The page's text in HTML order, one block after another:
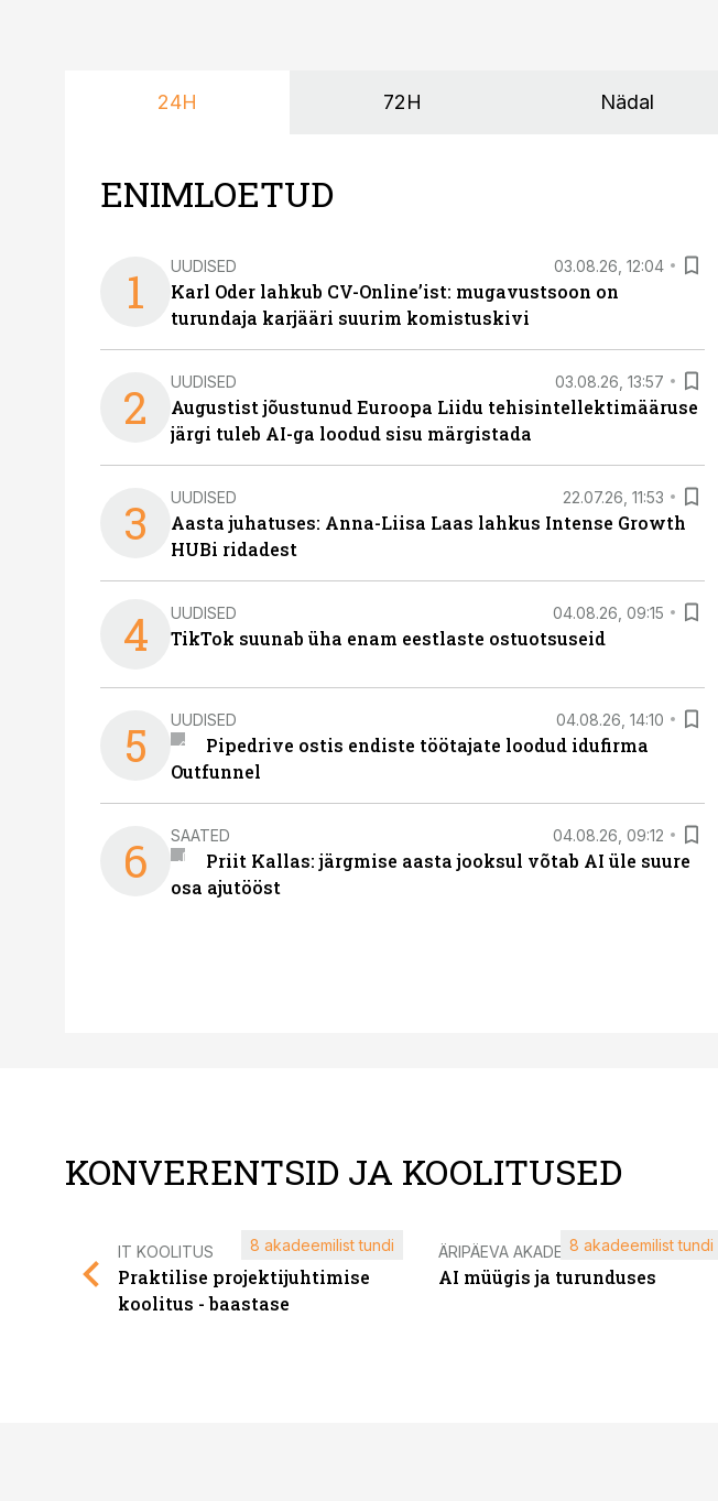
24H 72H Nädal
ENIMLOETUD
1 UUDISED 03.08.26, 12:04
Karl Oder lahkub CV-Online’ist: mugavustsoon on
turundaja karjääri suurim komistuskivi
2 UUDISED 03.08.26, 13:57
Augustist jõustunud Euroopa Liidu tehisintellektimääruse
järgi tuleb AI-ga loodud sisu märgistada
3 UUDISED 22.07.26, 11:53
Aasta juhatuses: Anna-Liisa Laas lahkus Intense Growth
HUBi ridadest
4 UUDISED 04.08.26, 09:15
TikTok suunab üha enam eestlaste ostuotsuseid
5 UUDISED 04.08.26, 14:10
Pipedrive ostis endiste töötajate loodud idufirma
Outfunnel
6 SAATED 04.08.26, 09:12
Priit Kallas: järgmise aasta jooksul võtab AI üle suure
osa ajutööst
KONVERENTSID JA KOOLITUSED
IT KOOLITUS
Praktilise projektijuhtimise
koolitus - baastase
8 akadeemilist tundi ÄRIPÄEVA AKADEEMIA
AI müügis ja turunduses
8 akadeemilist tundi